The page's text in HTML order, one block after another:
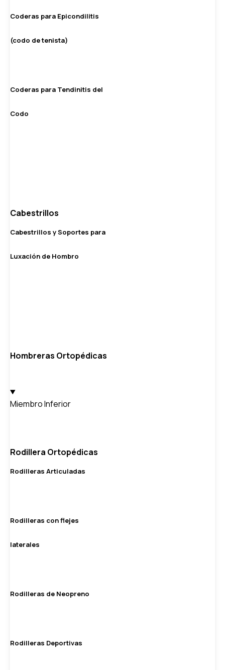
Coderas para Epicondilitis
(codo de tenista)
Coderas para Tendinitis del
Codo
Cabestrillos
Cabestrillos y Soportes para
Luxación de Hombro
Hombreras Ortopédicas
Miembro Inferior
Rodillera Ortopédicas
Rodilleras Articuladas
Rodilleras con flejes
laterales
Rodilleras de Neopreno
Rodilleras Deportivas